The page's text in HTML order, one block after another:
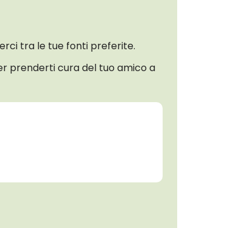
tra le tue fonti preferite.
prenderti cura del tuo amico a